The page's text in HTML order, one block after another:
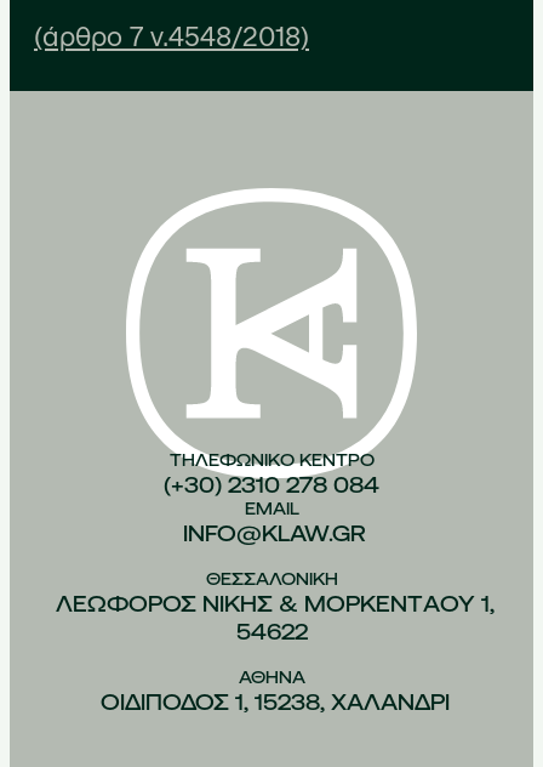
(άρθρο 7 ν.4548/2018)
ΤΗΛΕΦΩΝΙΚO ΚEΝΤΡΟ
(+30) 2310 278 084
EMAIL
INFO@KLAW.GR
ΘΕΣΣΑΛΟΝIΚΗ
ΛΕΩΦOΡΟΣ ΝIΚΗΣ & ΜΟΡΚΕΝΤAΟΥ 1,
54622
ΑΘHΝΑ
ΟΙΔIΠΟΔΟΣ 1, 15238, ΧΑΛAΝΔΡΙ